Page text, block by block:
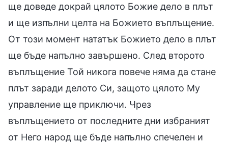
ще доведе докрай цялото Божие дело в плът
и ще изпълни целта на Божието въплъщение.
От този момент нататък Божието дело в плът
ще бъде напълно завършено. След второто
въплъщение Той никога повече няма да стане
плът заради делото Си, защото цялото Му
управление ще приключи. Чрез
въплъщението от последните дни избраният
от Него народ ще бъде напълно спечелен и